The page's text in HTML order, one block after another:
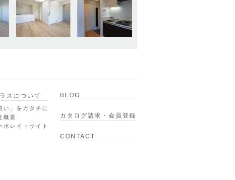
スについて
い」をカタチに
概要
ポレイトサイト
BLOG
カタログ請求・会員登録
CONTACT